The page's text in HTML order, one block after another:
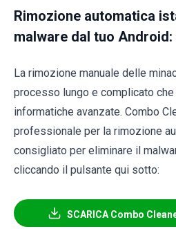
Rimozione automatica
malware dal tuo Android:
La rimozione manuale delle
processo lungo e complicato
informatiche avanzate. Combo
professionale per la rimozione
consigliato per eliminare il
cliccando il pulsante qui sotto:
SCARICA Combo